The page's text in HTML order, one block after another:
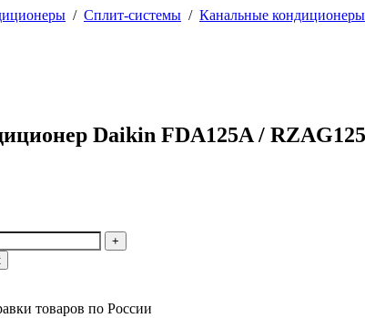
/ Сплит-системы / Канальные кондиционеры
Daikin FDA125A /
товаров по России